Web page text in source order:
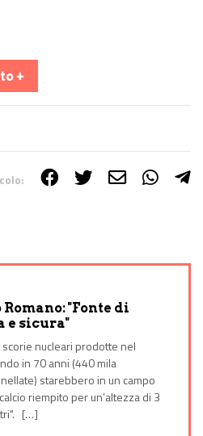
+
"Fonte di
e sicura"
scorie nucleari prodotte nel
in 70 anni (440 mila
starebbero in un campo
riempito per un’altezza di 3
[…]